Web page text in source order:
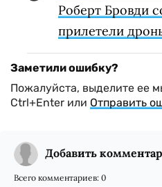
Роберт Бровди
прилетели
Заметили ошибку?
Пожалуйста, выделите ее
Ctrl+Enter или Отправить
Добавить
Всего комментариев: 0